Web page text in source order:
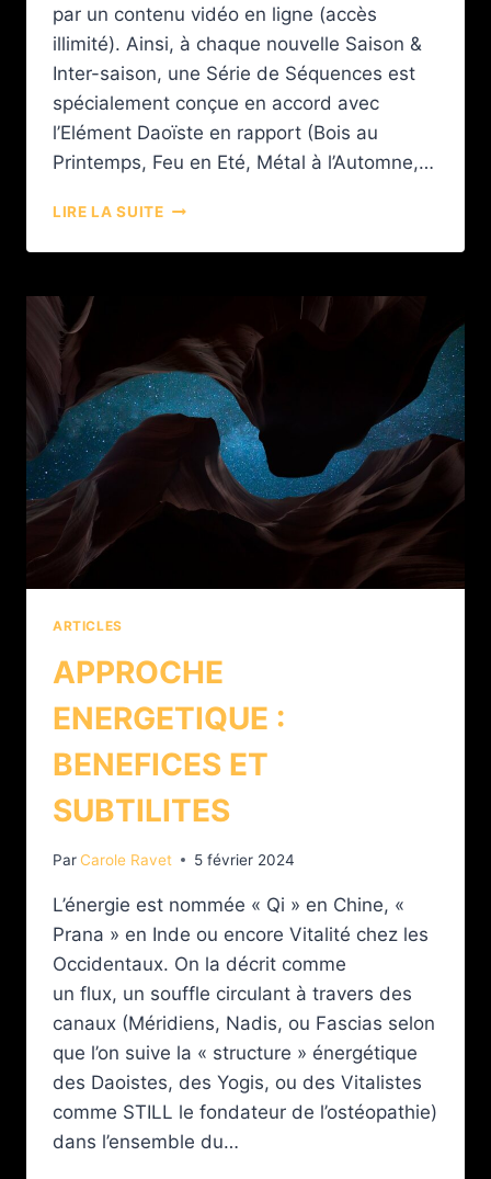
par un contenu vidéo en ligne (accès
illimité). Ainsi, à chaque nouvelle Saison &
Inter-saison, une Série de Séquences est
spécialement conçue en accord avec
l’Elément Daoïste en rapport (Bois au
Printemps, Feu en Eté, Métal à l’Automne,…
LIRE LA SUITE
ARTICLES
APPROCHE
ENERGETIQUE :
BENEFICES ET
SUBTILITES
ParCarole Ravet 5 février 2024
L’énergie est nommée « Qi » en Chine, «
Prana » en Inde ou encore Vitalité chez les
Occidentaux. On la décrit comme
un flux, un souffle circulant à travers des
canaux (Méridiens, Nadis, ou Fascias selon
que l’on suive la « structure » énergétique
des Daoistes, des Yogis, ou des Vitalistes
comme STILL le fondateur de l’ostéopathie)
dans l’ensemble du…